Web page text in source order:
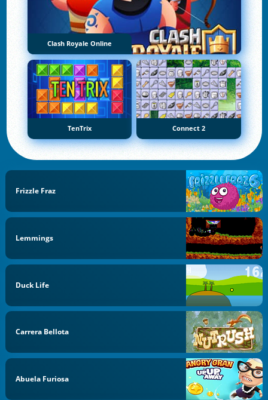
Clash Royale Online
TenTrix Connect 2
Frizzle Fraz
Lemmings
Duck Life
Carrera Bellota
Abuela Furiosa